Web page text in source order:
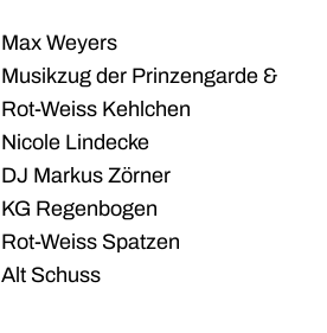
Max Weyers
Musikzug der Prinzengarde &
Rot-Weiss Kehlchen
Nicole Lindecke
DJ Markus Zörner
KG Regenbogen
Rot-Weiss Spatzen
Alt Schuss